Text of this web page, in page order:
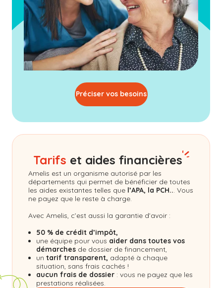
Préciser vos besoins
Tarifs et aides financières
Amelis est un organisme autorisé par les
départements qui permet de bénéficier de toutes
les aides existantes telles que l’APA, la PCH... Vous
ne payez que le reste à charge.
Avec Amelis, c’est aussi la garantie d’avoir :
50 % de crédit d’impôt,
une équipe pour vous aider dans toutes vos
démarches de dossier de financement,
un tarif transparent, adapté à chaque
situation, sans frais cachés !
aucun frais de dossier : vous ne payez que les
prestations réalisées.